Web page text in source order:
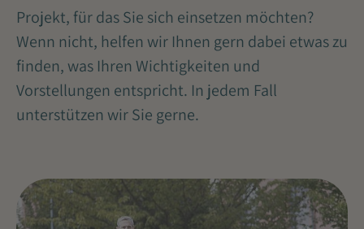
Projekt, für das Sie sich einsetzen möchten?
Wenn nicht, helfen wir Ihnen gern dabei etwas zu
finden, was Ihren Wichtigkeiten und
Vorstellungen entspricht. In jedem Fall
unterstützen wir Sie gerne.